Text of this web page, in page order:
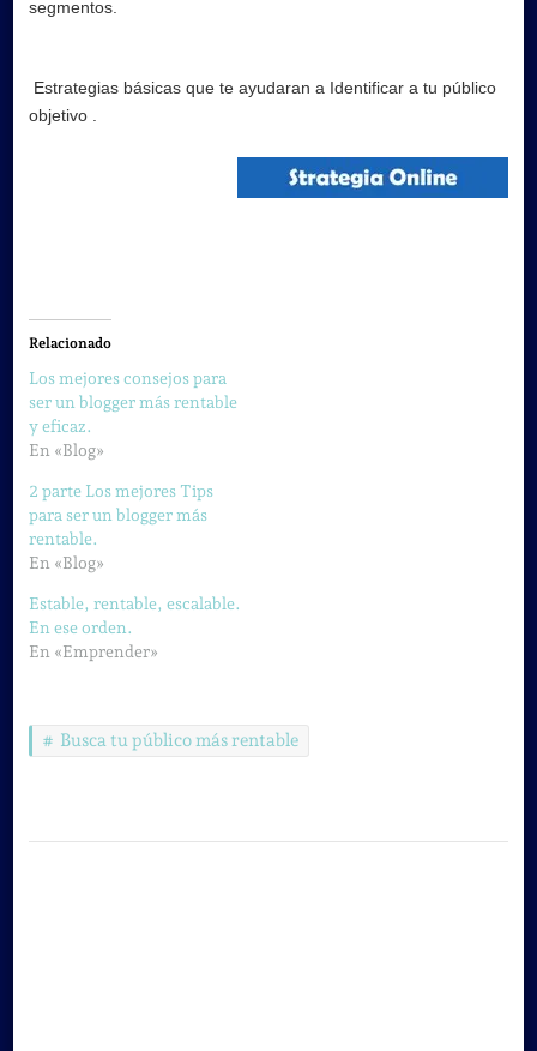
segmentos.
Estrategias básicas que te ayudaran a Identificar a tu público
objetivo .
Relacionado
Los mejores consejos para
ser un blogger más rentable
y eficaz.
En «Blog»
2 parte Los mejores Tips
para ser un blogger más
rentable.
En «Blog»
Estable, rentable, escalable.
En ese orden.
En «Emprender»
Busca tu público más rentable